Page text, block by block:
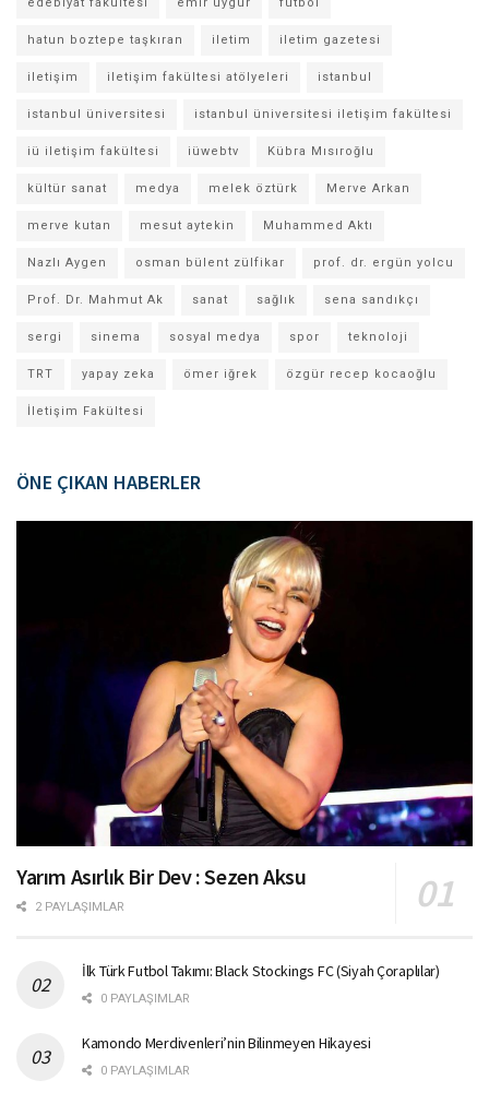
hatun boztepe taşkıran iletim iletim gazetesi
iletişim iletişim fakültesi atölyeleri istanbul
istanbul üniversitesi istanbul üniversitesi iletişim fakültesi
iü iletişim fakültesi iüwebtv Kübra Mısıroğlu
kültür sanat medya melek öztürk Merve Arkan
merve kutan mesut aytekin Muhammed Aktı
Nazlı Aygen osman bülent zülfikar prof. dr. ergün yolcu
Prof. Dr. Mahmut Ak sanat sağlık sena sandıkçı
sergi sinema sosyal medya spor teknoloji
TRT yapay zeka ömer iğrek özgür recep kocaoğlu
İletişim Fakültesi
ÖNE ÇIKAN HABERLER
Yarım Asırlık Bir Dev : Sezen Aksu
2 PAYLAŞIMLAR
İlk Türk Futbol Takımı: Black Stockings FC (Siyah Çoraplılar)
0 PAYLAŞIMLAR
Kamondo Merdivenleri’nin Bilinmeyen Hikayesi
0 PAYLAŞIMLAR